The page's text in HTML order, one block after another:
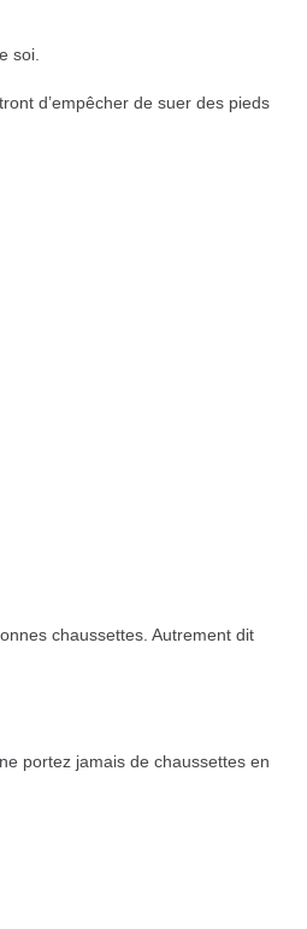
soi.
d’empêcher de suer des pieds
chaussettes. Autrement dit
portez jamais de chaussettes en